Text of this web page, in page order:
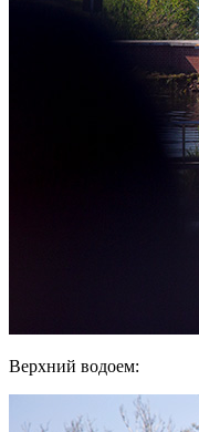
Верхний водоем: